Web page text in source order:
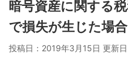
暗号資産に関する
で損失が生じた場合
投稿日：2019年3月15日 更新日